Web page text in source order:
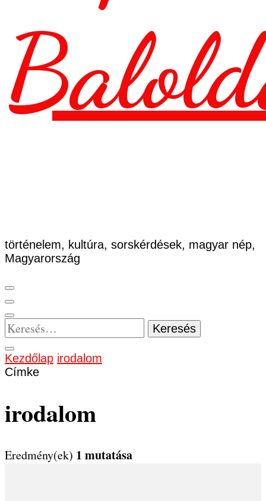
történelem, kultúra, sorskérdések, magyar nép,
Magyarország
Keresés:
Kezdőlap irodalom
Címke
irodalom
Eredmény(ek) 1 mutatása